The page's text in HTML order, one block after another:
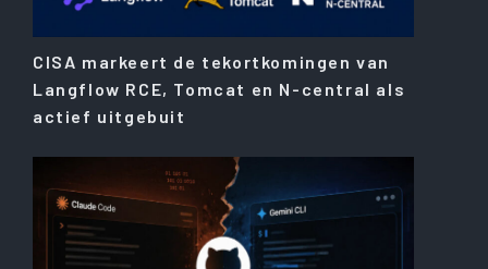
CISA markeert de tekortkomingen van
Langflow RCE, Tomcat en N-central als
actief uitgebuit